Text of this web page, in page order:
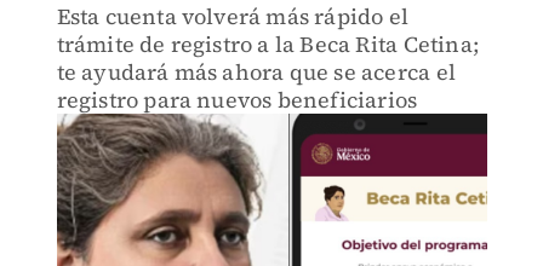
Esta cuenta volverá más rápido el
trámite de registro a la Beca Rita Cetina;
te ayudará más ahora que se acerca el
registro para nuevos beneficiarios